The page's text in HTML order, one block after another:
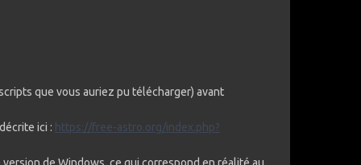
que vous auriez pu télécharger) avant
ici : https://free-astro.org/index.php?
version de Windows, ce qui correspond en réalité au